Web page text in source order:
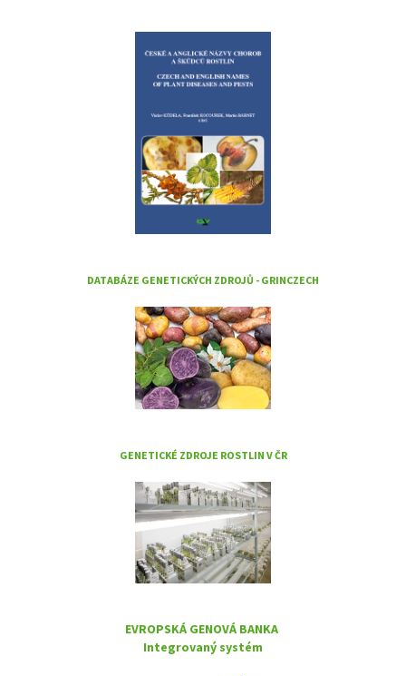
DATABÁZE GENETICKÝCH ZDROJŮ - GRINCZECH
GENETICKÉ ZDROJE ROSTLIN V ČR
EVROPSKÁ GENOVÁ BANKA
Integrovaný systém